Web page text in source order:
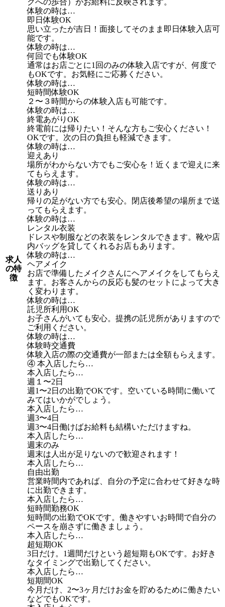
求人
の特
徴
体験の時は…
即日体験OK
思い立ったが吉日！面接してそのまま即日体験入店可
能です。
体験の時は…
何回でも体験OK
通常はお店ごとに1回のみの体験入店ですが、何度で
もOKです。お気軽にご応募ください。
体験の時は…
短時間体験OK
２〜３時間からの体験入店も可能です。
体験の時は…
終電あがりOK
終電前には帰りたい！そんな方もご安心ください！
OKです。次の日の負担も軽減できます。
体験の時は…
迎えあり
場所がわからない方でもご安心を！近くまで迎えに来
てもらえます。
体験の時は…
送りあり
帰りの足がない方でも安心。閉店後希望の場所まで送
ってもらえます。
体験の時は…
レンタル衣装
ドレスや制服などの衣装をレンタルできます。靴や店
内バッグを貸してくれるお店もあります。
体験の時は…
ヘアメイク
お店で準備したメイクさんにヘアメイクをしてもらえ
ます。お客さんからの反応も髪のセットによって大き
く変わります。
体験の時は…
託児所利用OK
お子さんがいても安心。提携の託児所がありますので
ご利用ください。
体験の時は…
体験時交通費
体験入店の際の交通費が一部または全額もらえます。
④ 本入店したら…
本入店したら…
週１〜2日
週1〜2日の出勤でOKです。空いている時間に働いて
みてはいかがでしょう。
本入店したら…
週3〜4日
週3〜4日働けばお給料も結構いただけますね。
本入店したら…
週末のみ
週末は人出が足りないので歓迎されます！
本入店したら…
自由出勤
営業時間内であれば、自分の予定に合わせて好きな時
に出勤できます。
本入店したら…
短時間勤務OK
短時間の出勤でOKです。働きやすいお時間で自分の
ペースを崩さずに働きましょう。
本入店したら…
超短期OK
3日だけ。1週間だけという超短期もOKです。お好き
なタイミングで出勤してください。
本入店したら…
短期間OK
今月だけ、2〜3ヶ月だけお金を貯めるために働きたい
などでもOKです。